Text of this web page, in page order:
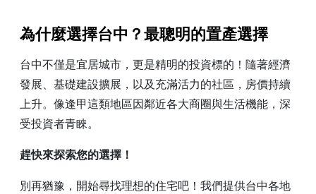
為什麼選擇台中？最聰明的置產選擇
台中不僅是宜居城市，更是精明的投資標的！隨著經濟
發展、基礎建設擴展，以及充滿活力的社區，房價持續
上升。像逢甲這類地區因鄰近各大商圈與生活機能，深
受投資者青睞。
趕快來探索您的選擇！
別再猶豫，開始尋找理想的住宅吧！我們提供台中各地